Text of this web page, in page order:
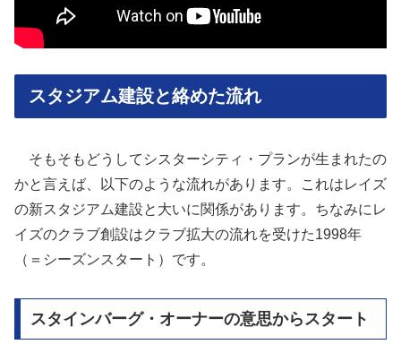
スタジアム建設と絡めた流れ
そもそもどうしてシスターシティ・プランが生まれたの
かと言えば、以下のような流れがあります。これはレイズ
の新スタジアム建設と大いに関係があります。ちなみにレ
イズのクラブ創設はクラブ拡大の流れを受けた1998年
（＝シーズンスタート）です。
スタインバーグ・オーナーの意思からスタート